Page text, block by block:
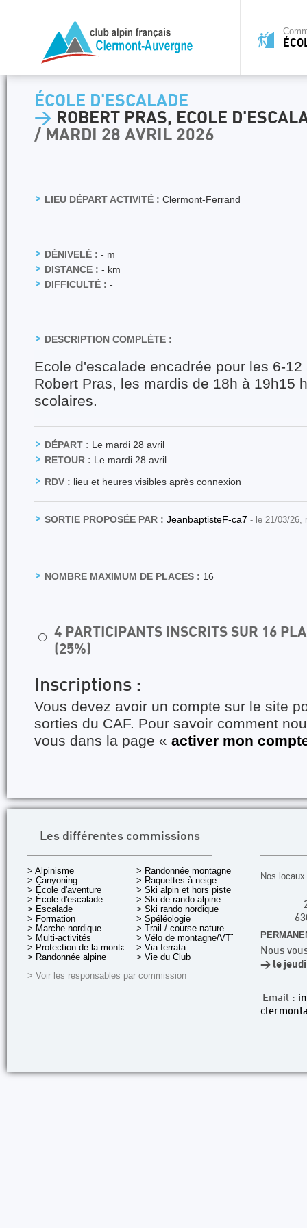
ÉCOLE D'ESCALADE
> ROBERT PRAS, ECOLE
/ MARDI 28 AVRIL 2026
LIEU DÉPART ACTIVITÉ : Clermont-Ferrand
DÉNIVELÉ : - m
DISTANCE : - km
DIFFICULTÉ : -
DESCRIPTION COMPLÈTE :
Ecole d'escalade encadrée pour les 6-
Robert Pras, les mardis de 18h à 19h15
scolaires.
DÉPART : Le mardi 28 avril
RETOUR : Le mardi 28 avril
RDV : lieu et heures visibles après connexion
SORTIE PROPOSÉE PAR : JeanbaptisteF-ca7 - le 21/03/26,
NOMBRE MAXIMUM DE PLACES : 16
⚪
4 PARTICIPANTS INSCRITS SUR 16
(25%)
Inscriptions :
Vous devez avoir un compte sur le site
sorties du CAF. Pour savoir comment
vous dans la page « activer mon
Les différentes commissions
> Alpinisme
> Canyoning
> École d'aventure
> École d'escalade
> Escalade
> Formation
> Marche nordique
> Multi-activités
> Protection de la montagne
> Randonnée alpine
> Randonnée montagne
> Raquettes à neige
> Ski alpin et hors piste
> Ski de rando alpine
> Ski rando nordique
> Spéléologie
> Trail / course nature
> Vélo de montagne/VTT
> Via ferrata
> Vie du Club
> Voir les responsables par commission
Nos
Nous
> le jeudi
Email :